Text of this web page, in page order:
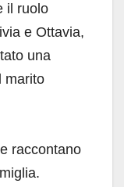
il ruolo
e Ottavia,
una
marito
raccontano